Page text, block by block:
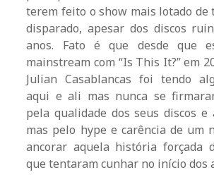
terem feito o show mais lotado de
disparado, apesar dos discos
anos. Fato é que desde que
mainstream com “Is This It?” em
Julian Casablancas foi tendo
aqui e ali mas nunca se
pela qualidade dos seus discos e
mas pelo hype e carência de um
ancorar aquela história forçada
que tentaram cunhar no início dos